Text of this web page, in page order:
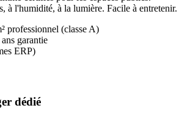
à l'humidité, à la lumière. Facile à entretenir.
professionnel (classe A)
garantie
ERP)
dédié